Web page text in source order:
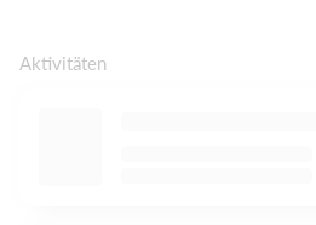
Aktivitäten